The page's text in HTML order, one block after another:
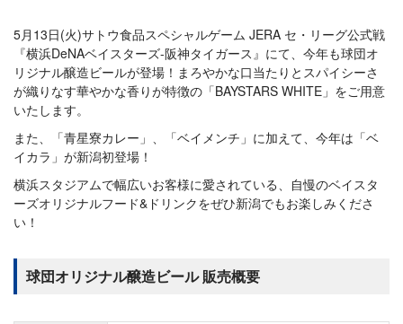
5月13日(火)サトウ食品スペシャルゲーム JERA セ・リーグ公式戦
『横浜DeNAベイスターズ-阪神タイガース』にて、今年も球団オ
リジナル醸造ビールが登場！まろやかな口当たりとスパイシーさ
が織りなす華やかな香りが特徴の「BAYSTARS WHITE」をご用意
いたします。
また、「青星寮カレー」、「ベイメンチ」に加えて、今年は「ベ
イカラ」が新潟初登場！
横浜スタジアムで幅広いお客様に愛されている、自慢のベイスタ
ーズオリジナルフード&ドリンクをぜひ新潟でもお楽しみくださ
い！
球団オリジナル醸造ビール 販売概要